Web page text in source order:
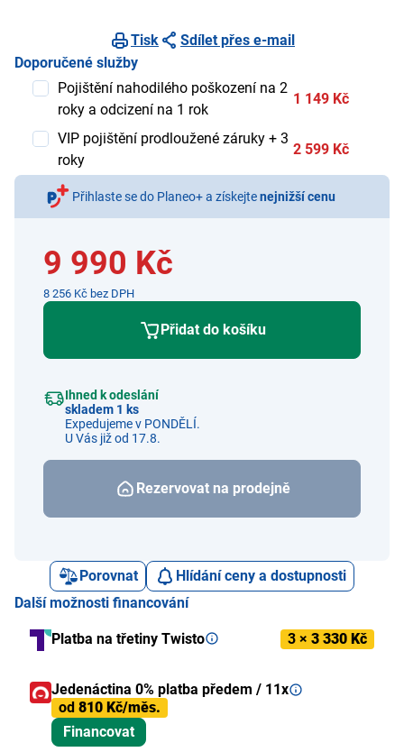
Tisk
Sdílet přes e-mail
Doporučené služby
Pojištění nahodilého poškození na 2
roky a odcizení na 1 rok
1 149 Kč
VIP pojištění prodloužené záruky + 3
roky
2 599 Kč
Přihlaste se do Planeo+ a získejtenejnižší cenu
9 990 Kč
8 256 Kč bez DPH
Přidat do košíku
Ihned k odeslání
skladem 1 ks
Expedujeme v PONDĚLÍ.
U Vás již od 17.8.
Rezervovat na prodejně
Porovnat
Hlídání ceny a dostupnosti
Další možnosti financování
Platba na třetiny Twisto 3 × 3 330 Kč
Jedenáctina 0% platba předem / 11x
od 810 Kč/měs.
Financovat